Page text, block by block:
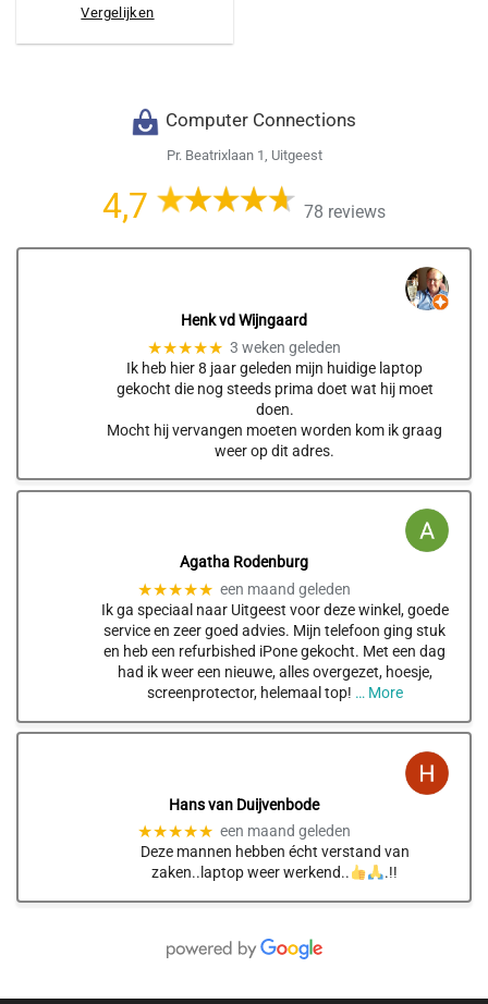
Vergelijken
Computer Connections
Pr. Beatrixlaan 1, Uitgeest
4,7 78 reviews
Henk vd Wijngaard
★★★★★ 3 weken geleden
Ik heb hier 8 jaar geleden mijn huidige laptop
gekocht die nog steeds prima doet wat hij moet
doen.
Mocht hij vervangen moeten worden kom ik graag
weer op dit adres.
Agatha Rodenburg
★★★★★ een maand geleden
Ik ga speciaal naar Uitgeest voor deze winkel, goede
service en zeer goed advies. Mijn telefoon ging stuk
en heb een refurbished iPone gekocht. Met een dag
had ik weer een nieuwe, alles overgezet, hoesje,
screenprotector, helemaal top! … More
Hans van Duijvenbode
★★★★★ een maand geleden
Deze mannen hebben écht verstand van
zaken..laptop weer werkend..
.!!